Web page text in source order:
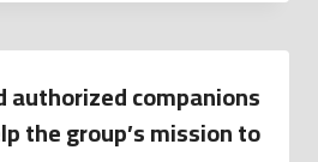
authorized companions
the group’s mission to